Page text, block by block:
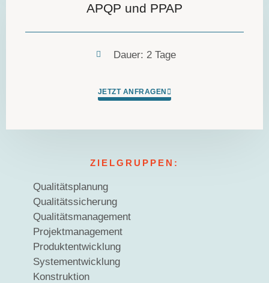
APQP und PPAP
Dauer: 2 Tage
JETZT ANFRAGEN
ZIELGRUPPEN:
Qualitätsplanung
Qualitätssicherung
Qualitätsmanagement
Projektmanagement
Produktentwicklung
Systementwicklung
Konstruktion